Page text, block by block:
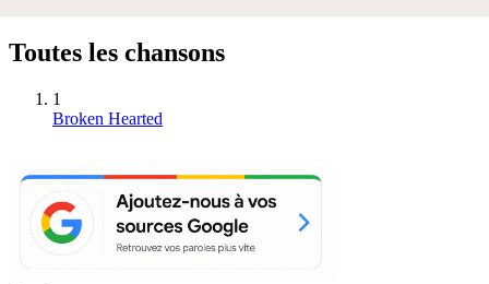
Toutes les chansons
1
Broken Hearted